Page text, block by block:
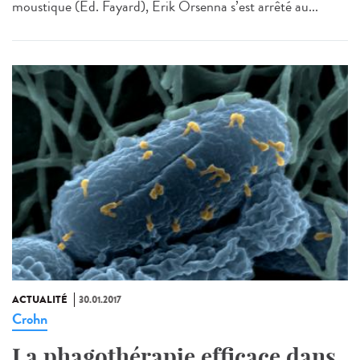
moustique (Ed. Fayard), Erik Orsenna s’est arrêté au...
ACTUALITÉ 30.01.2017
Crohn